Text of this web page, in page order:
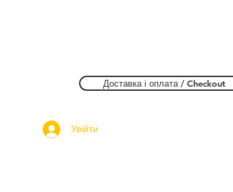
Доставка і оплата / Checkout
Увійти